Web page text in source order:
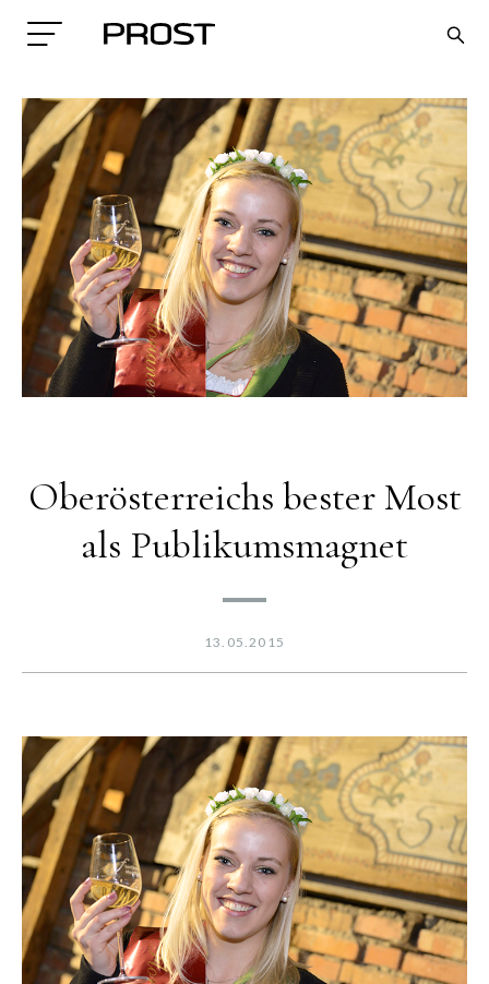
Search
Oberösterreichs bester Most
als Publikumsmagnet
13.05.2015